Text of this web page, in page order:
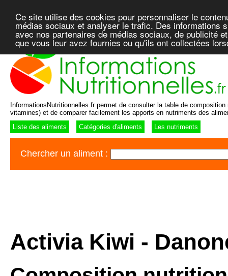
Ce site utilise des cookies pour personnaliser le
médias sociaux et analyser le trafic. Des informations
avec nos partenaires de médias sociaux, de publicité
que vous leur avez fournies ou qu'ils ont collectées
InformationsNutritionnelles.fr permet de consulter la table de
vitamines) et de comparer facilement les apports en nutriments des
Liste des aliments
Catégories d'aliments Les nutriments
Chercher un aliment :
Activia Kiwi -